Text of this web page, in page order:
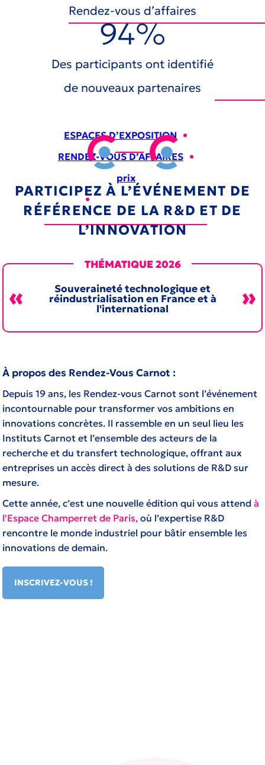
LE RENDEZ-VOUS DE LA R&D
POUR LES ENTREPRISES
LES 21 & 22 OCTOBRE 2026
À L’ESPACE CHAMPERRET DE PARIS
ESPACES D’EXPOSITION •
RENDEZ-VOUS D’AFFAIRES •
prix
• CONFÉRENCES
Rendez-vous d’affaires
94%
Des participants ont identifié
de nouveaux partenaires
PARTICIPEZ À L’ÉVÉNEMENT DE
RÉFÉRENCE DE LA R&D ET DE
L’INNOVATION
THÉMATIQUE 2026
Souveraineté technologique et
réindustrialisation en France et à
l'international
À propos des Rendez-Vous Carnot :
Depuis 19 ans, les Rendez-vous Carnot sont l’événement
incontournable pour transformer vos ambitions en
innovations concrètes. Il rassemble en un seul lieu les
Instituts Carnot et l’ensemble des acteurs de la
recherche et du transfert technologique, offrant aux
entreprises un accès direct à des solutions de R&D sur
mesure.
Cette année, c’est une nouvelle édition qui vous attendà
l'Espace Champerret de Paris, où l’expertise R&D
rencontre le monde industriel pour bâtir ensemble les
innovations de demain.
INSCRIVEZ-VOUS !